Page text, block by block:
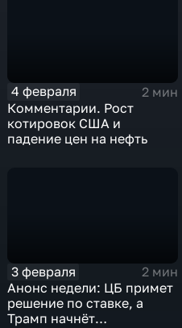
4 февраля
2 мин
Комментарии. Рост
котировок США и
падение цен на нефть
3 февраля
2 мин
Анонс недели: ЦБ примет
решение по ставке, а
Трамп начнёт